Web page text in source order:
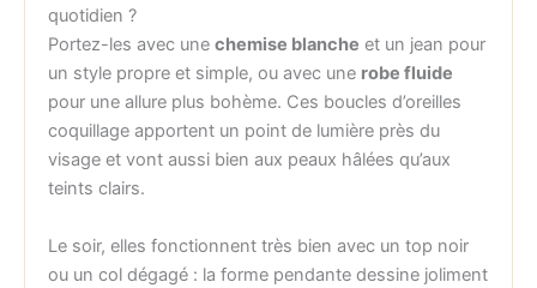
quotidien ?
Portez-les avec une chemise blanche et un jean pour
un style propre et simple, ou avec une robe fluide
pour une allure plus bohème. Ces boucles d’oreilles
coquillage apportent un point de lumière près du
visage et vont aussi bien aux peaux hâlées qu’aux
teints clairs.
Le soir, elles fonctionnent très bien avec un top noir
ou un col dégagé : la forme pendante dessine joliment